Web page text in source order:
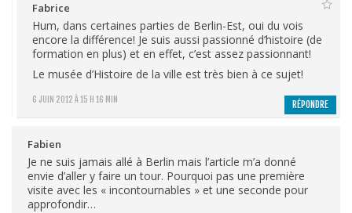
Fabrice
6 JUIN 2012 À 15 H 16 MIN
Hum, dans certaines parties de Berlin-Est, oui du vois
encore la différence! Je suis aussi passionné d’histoire (de
formation en plus) et en effet, c’est assez passionnant!
Le musée d’Histoire de la ville est très bien à ce sujet!
RÉPONDRE
Fabien
Je ne suis jamais allé à Berlin mais l’article m’a donné
envie d’aller y faire un tour. Pourquoi pas une première
visite avec les « incontournables » et une seconde pour
approfondir…